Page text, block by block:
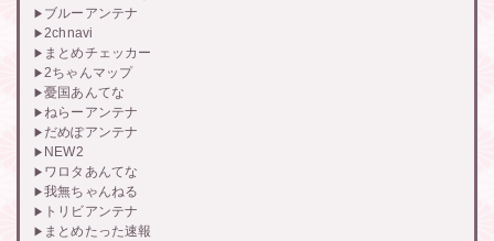
ブルーアンテナ
2chnavi
まとめチェッカー
2ちゃんマップ
憂国あんてな
ねらーアンテナ
だめぽアンテナ
NEW2
ワロタあんてな
我無ちゃんねる
トリビアンテナ
まとめたった速報